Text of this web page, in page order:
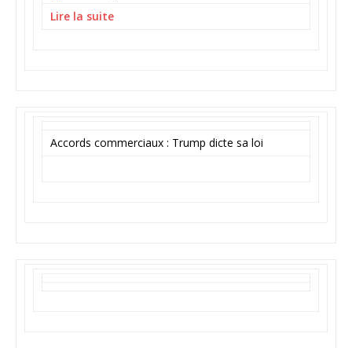
Lire la suite
Accords commerciaux : Trump dicte sa loi